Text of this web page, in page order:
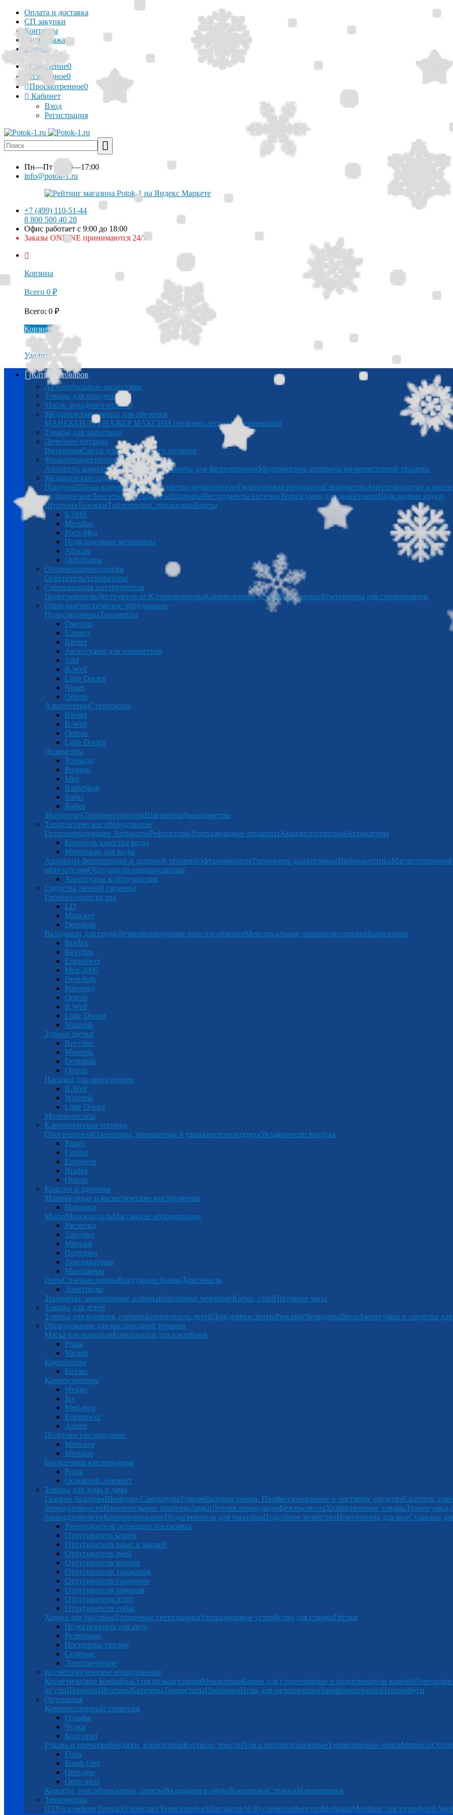
Оплата и доставка
СП закупки
Контакты
Распродажа
Баннер
Сравнение0
Избранное0
Просмотренное0
Кабинет
Вход
Регистрация
Пн—Пт 10:00—17:00
info@potok-1.ru
+7 (499) 110-51-44
8 800 500 40 28
Офис работает с 9:00 до 18:00
Заказы ONLINE принимаются 24/7
Корзина
Всего 0 ₽
Всего: 0 ₽
Корзина
Удалить
Каталог товаров
Автомобильные аксессуары
Товары для похудения
Масло холодного отжима
Медицинские товары для обучения
МАНЕКЕН-ТРЕНАЖЕР МАКСИМ сердечно-легочная реанимация
Товары для животных
Лечебное питание
ВитаминыСмеси для энтерального питания
Физиотерапевтическое оборудование
Аппараты комплексной терапииАппараты для физиотерапииМедицинские аппараты низкочастотной терапии
Медицинские изделия
ПоручниШины крамераБерушиСалфетки медицинскиеГидрогелевая продукцияГлюкометрыАнестезиология и
медицинскиеЛонгетыХалатыБинтыШприцыИнструментыАптечкиТермосумки для диабетиковПодкладные круги
ШтативыТележкиТаблетницыСпринцовкиБинты
БЭМК
Meridian
Рост-Мед
Подкладочные материалы
Alfacast
Orthoforma
Оториноларингология
ОсветительАспираторы
Стерилизация инструментов
ПодогревателиДеструктор иглСтерилизаторыКипятильники дезинфекционныеКонтейнеры для стерилизации
Общедиагностическое обрудование
ПульсоксимерыТонометры
Омелон
Еламед
Riester
Аксессуары для тонометров
And
B.Well
Little Doctor
Nissei
Omron
АлкотестерыСтетоскопы
Riester
B.Well
Omron
Little Doctor
Дозиметры
Торнадо
Родник
Мкс
RadiaSkan
Soeks
Radex
МолоточкиТерморегуляторыШагомерыДинамометры
Терапевтическое оборудование
Голосообразующие АппаратыРефлекторыУльтразвуковые аппаратыАквадистилляторыАктиваторы
Контроль качества воды
Минералы для воды
Аппараты фототерапии и лазерной терапииОфтальмологияТренажеры дыхательныеВиброакустикаМагнитотерапия
облучателямОблучатели-рециркуляторы
Аксессуары к облучателям
Средства личной гигиены
Гигиена полости рта
LD
Matwave
Dentalpik
Вкладыши для грудиДезинфицирующие приспособленияМенструальные чашиантисептикиИрригаторы
Bradex
Revyline
Ergopower
Med-2000
Dentalpik
Рокимед
Omron
B.Well
Little Doctor
Waterpik
Зубные щетки
Revyline
Waterpik
Dentalpik
Omron
Насадки для ирригаторов
B.Well
Waterpik
Little Doctor
Молокоотсосы
Климатическая техника
ОбогревателиОзонаторы, ионизаторы и увлажнители воздухаУвлажнители воздуха
Pango
Fanline
Eropower
Bradex
Omron
Красота и здоровье
Маникюрные и косметические инструменты
Новинки
МылоМорская сольМассажное оборудование
Расчески
Тапочки
Мячики
Подушки
Аппликаторы
Массажеры
ВесыСолевые лампыВакуумные банкиДарсонвали
Электроды
Триммеры, маникюрные наборыВоротники лечебныеКрема, гелиПесочные часы
Товары для детей
Товары для купания, горшкиБезопасность детейДождевики,зонтыРюкзакиЧемоданыВесыАксессуары и средства
Оборудование для кислородной терапии
Маска кислороднаяКомпозиции для коктейлей
Prana
Милко
Коктейлеры
Котэкс
Концентраторы
Wellgo
Jay
Med-mos
Ergopower
Armed
Подушки кислородные
Matwave
Meridian
Баллончики кислородные
Prana
Основной Элемент
Товары для дома и дачи
Газовые баллоныШампура-СамокрутыТуризмБытовая химия. Профессиональные и чистящие средстваСкатерть,
принадлежностиИзмерительные приборыЗамкиЛетняя ликвидацияБезопасностьХозяйственные товары
принадлежностиКонсервированиеПодогреватель для бассейнаПодсобное хозяйствоИнкубаторы для яицСушилки
Уничтожитель летающих насекомых
Отпугиватель кошек
Отпугиватели крыс и мышей
Отпугиватель змей
Отпугиватели кротов
Отпугиватели тараканов
Отпугиватели грызунов
Отпугиватели комаров
Отпугиватели птиц
Отпугиватели собак
Химия для бассейнаТепличные светильникиУльтразвуковое устройство для стиркиГрелки
Подогреватель для авто
Резиновые
Настенные грелки
Солевые
Электрические
Косметологическое оборудование
Косметические комбайныЭлектрокоагуляцияМикротокиКамни для стоунтерапии и подогреватели камней
жгутыШприцыШтативыКатетерыТермостатыПробиркиИглы для мезотерапииПарафинотерапияЦентрифуги
Ортопедия
Компрессионный трикотаж
Гольфы
Чулки
Колготки
Рукава и перчаткиБандажи, корректорыКостыли, тростиПояса противогрыжевыеТурмалиновые поясаМатрасы
Fosta
Комф-Орт
Ортодон
Орто пазл
Корсеты, поясаФиксаторы, ортезыВкладыши в обувьВоротникиСтелькиНаколенники
Термометры
DTРоскомфортTempickЕвроглассТермоприборШатлыгинNcRycomIesunBerrcomMedisanaMeridianСтеклоприборB.Well